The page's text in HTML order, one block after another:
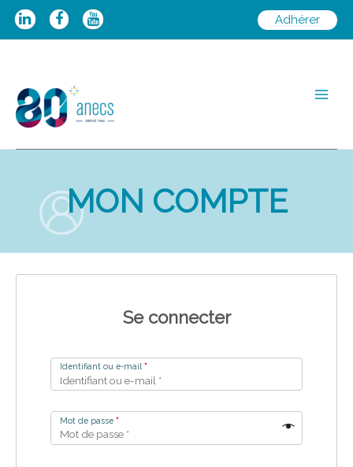
Aller
Adhérer
MON COMPTE
Se connecter
Identifiant ou e-mail *
Mot de passe *